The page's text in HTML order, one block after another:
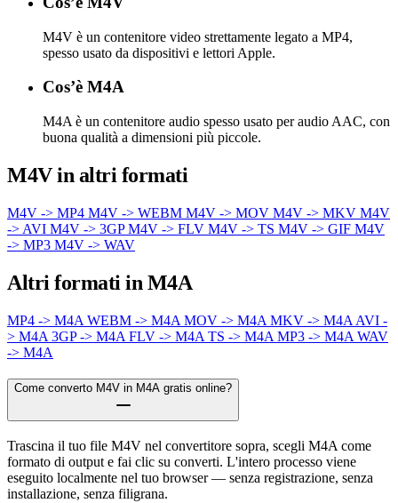
M4V è un contenitore video strettamente legato a MP4,
spesso usato da dispositivi e lettori Apple.
Cos’è M4A
M4A è un contenitore audio spesso usato per audio AAC, con
buona qualità a dimensioni più piccole.
M4V in altri formati
M4V -> MP4 M4V -> WEBM M4V -> MOV M4V -> MKV M4V
-> AVI M4V -> 3GPM4V -> FLV M4V -> TS M4V -> GIF M4V
-> MP3 M4V -> WAV
Altri formati in M4A
MP4 -> M4A WEBM -> M4A MOV -> M4A MKV -> M4A AVI -
> M4A 3GP -> M4A FLV -> M4A TS -> M4A MP3 -> M4A WAV
-> M4A
Come converto M4V in M4A gratis online?
Trascina il tuo file M4V nel convertitore sopra, scegli M4A come
formato di output e fai clic su converti. L'intero processo viene
eseguito localmente nel tuo browser — senza registrazione, senza
installazione, senza filigrana.